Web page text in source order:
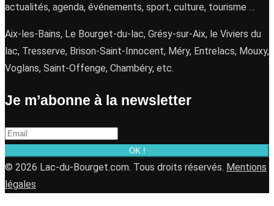
actualités, agenda, événements, sport, culture, tourisme …
Aix-les-Bains, Le Bourget-du-lac, Grésy-sur-Aix, le Viviers du
lac, Tresserve, Brison-Saint-Innocent, Méry, Entrelacs, Mouxy,
Voglans, Saint-Offenge, Chambéry, etc.
Je m’abonne à la newsletter
OK !
© 2026 Lac-du-Bourget.com. Tous droits réservés. Mentions
légales